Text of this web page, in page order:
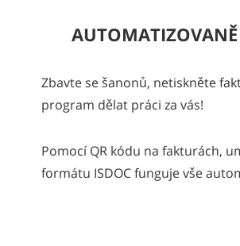
AUTOMATIZOVANĚ
Zbavte se šanonů, netiskněte
program dělat práci za vás!
Pomocí QR kódu na fakturách,
formátu ISDOC funguje vše